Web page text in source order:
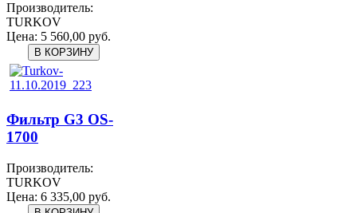
Производитель:
TURKOV
Цена: 5 560,00 руб.
Фильтр G3 OS-
1700
Производитель:
TURKOV
Цена: 6 335,00 руб.